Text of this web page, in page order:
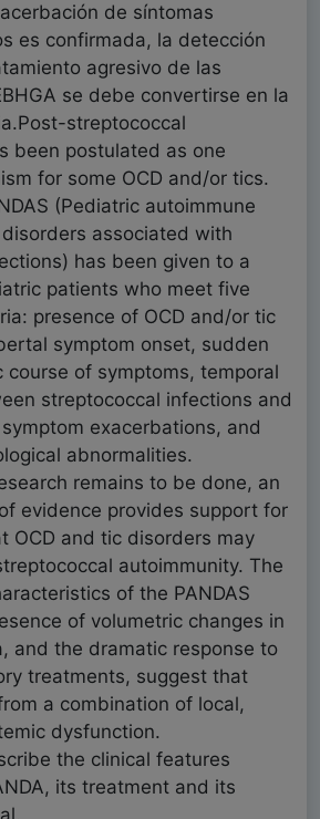
de síntomas
es confirmada, la detección
agresivo de las
se debe convertirse en la
streptococcal
been postulated as one
for some OCD and/or tics.
(Pediatric autoimmune
associated with
has been given to a
patients who meet five
presence of OCD and/or tic
symptom onset, sudden
course of symptoms, temporal
streptococcal infections and
exacerbations, and
abnormalities.
remains to be done, an
evidence provides support for
OCD and tic disorders may
autoimmunity. The
of the PANDAS
of volumetric changes in
and the dramatic response to
treatments, suggest that
a combination of local,
dysfunction.
the clinical features
its treatment and its